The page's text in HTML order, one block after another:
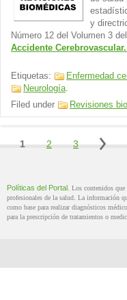
y
Número 12 del Volumen 3
Accidente
Etiquetas: Enfermedad
Neurología.
Filed under
Revisiones
Políticas del Portal . Los contenidos
profesionales de la salud. La información
como base para realizar diagnósticos
para la prescripción de tratamientos o